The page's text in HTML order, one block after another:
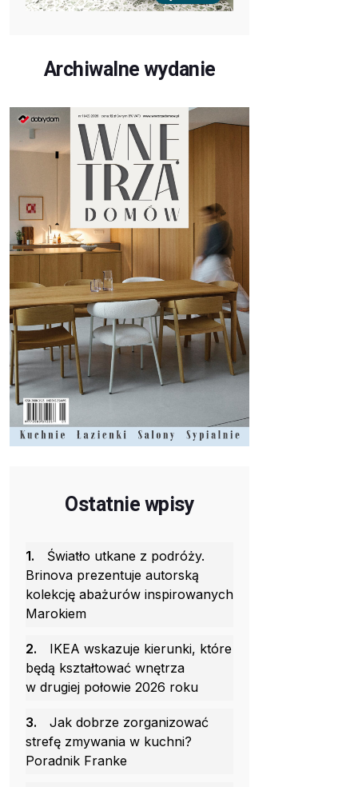
Archiwalne wydanie
Ostatnie wpisy
1.
Światło utkane z podróży.
Brinova prezentuje autorską
kolekcję abażurów inspirowanych
Marokiem
2.
IKEA wskazuje kierunki, które
będą kształtować wnętrza
w drugiej połowie 2026 roku
3.
Jak dobrze zorganizować
strefę zmywania w kuchni?
Poradnik Franke